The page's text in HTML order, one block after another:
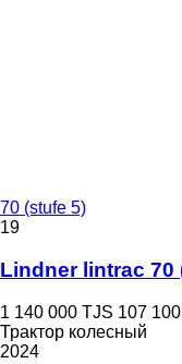
70 (stufe 5)
19
Lindner lintrac 70
1 140 000 TJS 107
Трактор колесный
2024